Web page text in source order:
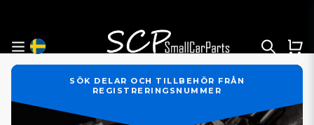
SÖK DELAR OCH TILLBEHÖR FRÅN
REGISTRERINGSNUMMER